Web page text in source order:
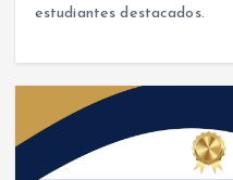
estudiantes destacados.